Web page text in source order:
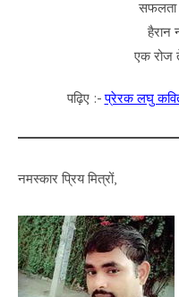
सफलता
हैरान
एक रोज
पढ़िए :-प्रेरक लघु
नमस्कार प्रिय मित्रों,